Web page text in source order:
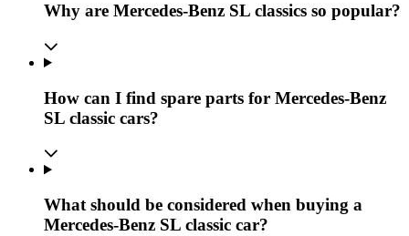
Why are Mercedes-Benz SL classics so popular?
How can I find spare parts for Mercedes-Benz
SL classic cars?
What should be considered when buying a
Mercedes-Benz SL classic car?